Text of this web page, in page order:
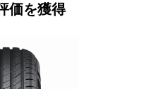
価を獲得